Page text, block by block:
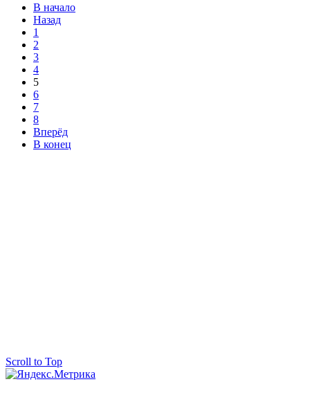
В начало
Назад
1
2
3
4
5
6
7
8
Вперёд
В конец
Scroll to Top